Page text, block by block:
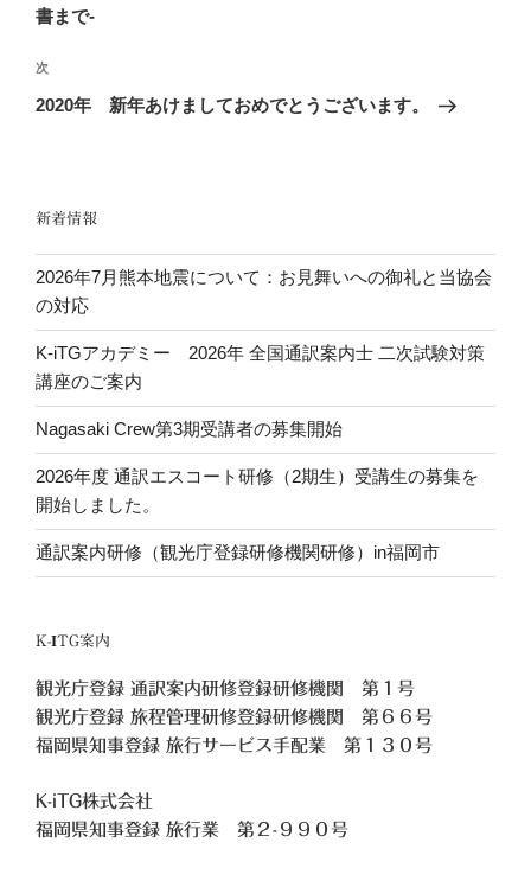
ゲ
ー
投
書まで-
次
の
次
2020年 新年あけましておめでとうございます。
新着情報
2026年7月熊本地震について：お見舞いへの御礼と当協会
の対応
K-iTGアカデミー 2026年 全国通訳案内士 二次試験対策
講座のご案内
Nagasaki Crew第3期受講者の募集開始
2026年度 通訳エスコート研修（2期生）受講生の募集を
開始しました。
通訳案内研修（観光庁登録研修機関研修）in福岡市
K-ITG案内
観光庁登録 通訳案内研修登録研修機関 第１号
観光庁登録 旅程管理研修登録研修機関 第６６号
福岡県知事登録 旅行サービス手配業 第１３０号
K-iTG株式会社
福岡県知事登録 旅行業 第２-９９０号